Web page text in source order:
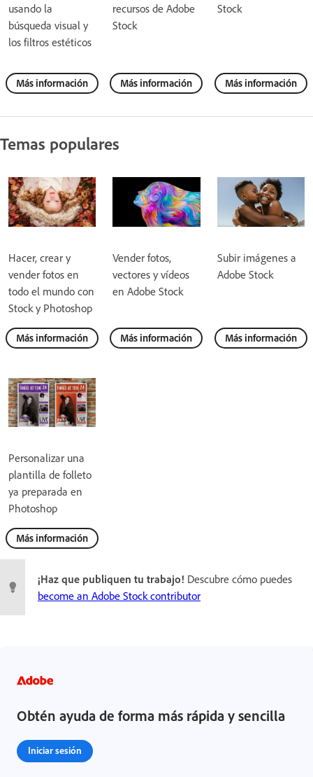
usando la
búsqueda visual y
los filtros estéticos
recursos de Adobe
Stock
Stock
Más información Más información Más información
Temas populares
Hacer, crear y
vender fotos en
todo el mundo con
Stock y Photoshop
Vender fotos,
vectores y vídeos
en Adobe Stock
Subir imágenes a
Adobe Stock
Más información Más información Más información
Personalizar una
plantilla de folleto
ya preparada en
Photoshop
Más información
¡Haz que publiquen tu trabajo! Descubre cómo puedes
become an Adobe Stock contributor
Obtén ayuda de forma más rápida y sencilla
Iniciar sesión